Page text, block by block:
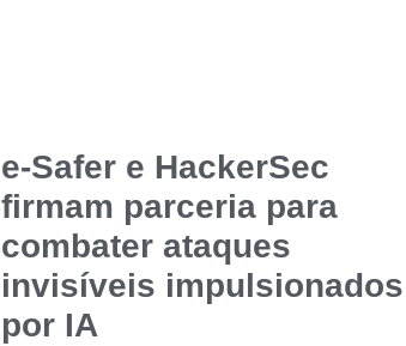
e-Safer e HackerSec
firmam parceria para
combater ataques
invisíveis impulsionados
por IA